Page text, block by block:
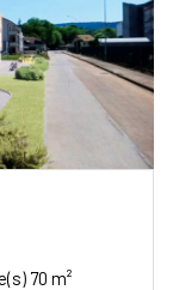
Appartement 3 pièce(s) 2 chambre(s) 70 m²